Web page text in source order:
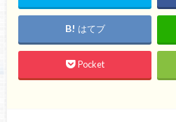
はてブ
Pocket